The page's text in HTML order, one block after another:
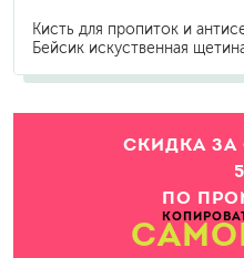
Кисть для пропиток и
Бейсик искуственная
СКИДКА
ПО